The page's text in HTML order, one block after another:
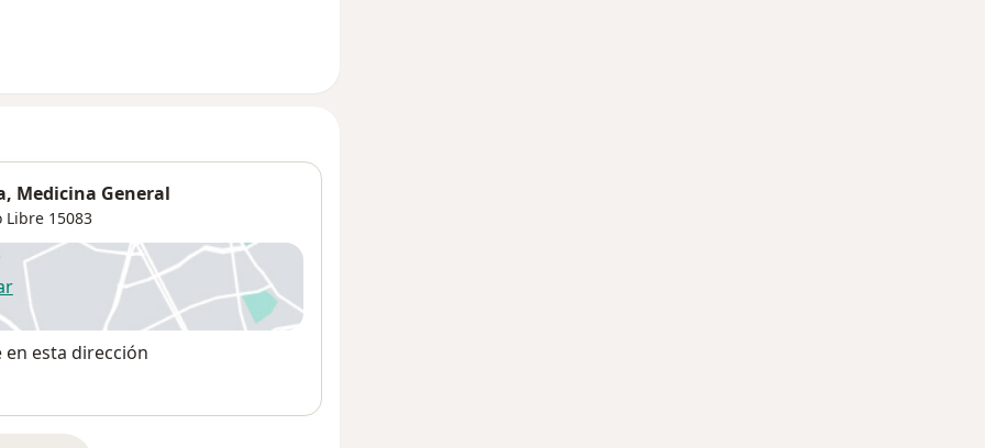
Medicina General
Libre 15083
en una nueva pestaña
esta dirección